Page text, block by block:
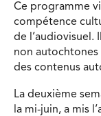
Ce programme
compétence
de l’audiovisuel.
non
des contenus
La deuxième
la mi-juin, a mis